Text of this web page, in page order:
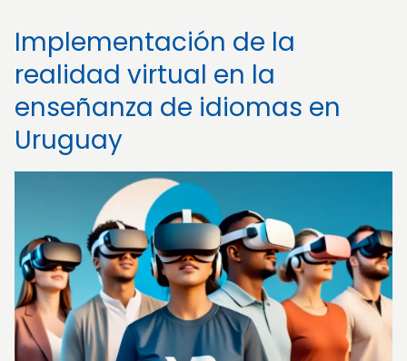
Implementación de la
realidad virtual en la
enseñanza de idiomas en
Uruguay